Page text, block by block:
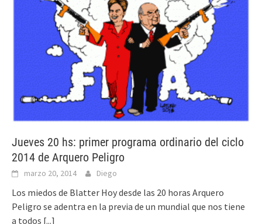
Jueves 20 hs: primer programa ordinario del ciclo
2014 de Arquero Peligro
marzo 20, 2014 Diego
Los miedos de Blatter Hoy desde las 20 horas Arquero
Peligro se adentra en la previa de un mundial que nos tiene
a todos [...]